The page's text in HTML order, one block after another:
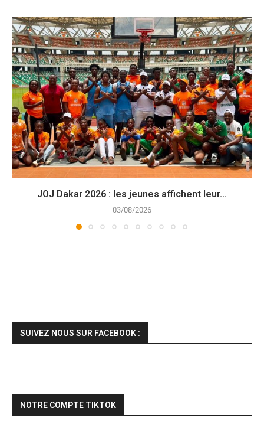
JOJ Dakar 2026 : les jeunes affichent leur...
03/08/2026
SUIVEZ NOUS SUR FACEBOOK :
NOTRE COMPTE TIKTOK